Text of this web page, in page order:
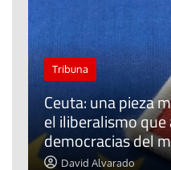
Tribuna
Ceuta: una pieza
el iliberalismo
democracias del
David Alvarado